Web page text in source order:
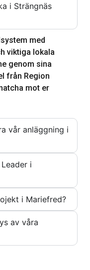
i Strängnäs
med
viktiga lokala
genom sina
från Region
mot er
vår anläggning i
i
i Mariefred?
av våra